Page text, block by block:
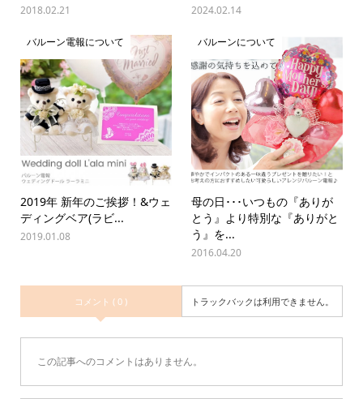
2018.02.21 2024.02.14
バルーン電報について
2019年 新年のご挨拶！&ウェ
ディングベア(ラビ...
2019.01.08
バルーンについて
母の日･･･いつもの『ありが
とう』より特別な『ありがと
う』を...
2016.04.20
コメント ( 0 ) トラックバックは利用できません。
この記事へのコメントはありません。